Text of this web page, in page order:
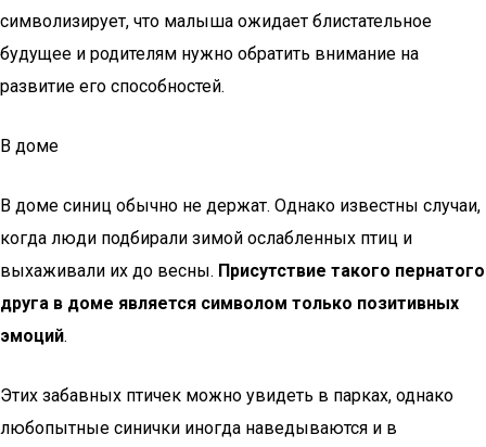
символизирует, что малыша ожидает блистательное
будущее и родителям нужно обратить внимание на
развитие его способностей.
В доме
В доме синиц обычно не держат. Однако известны случаи,
когда люди подбирали зимой ослабленных птиц и
выхаживали их до весны. Присутствие такого пернатого
друга в доме является символом только позитивных
эмоций.
Этих забавных птичек можно увидеть в парках, однако
любопытные синички иногда наведываются и в